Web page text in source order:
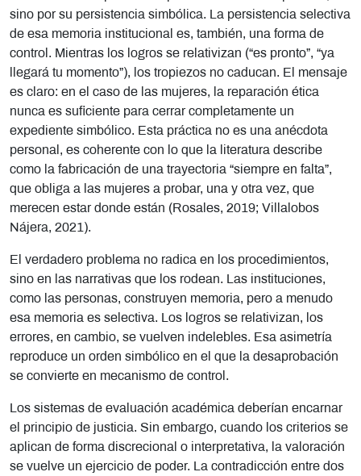
sino por su persistencia simbólica. La persistencia selectiva
de esa memoria institucional es, también, una forma de
control. Mientras los logros se relativizan (“es pronto”, “ya
llegará tu momento”), los tropiezos no caducan. El mensaje
es claro: en el caso de las mujeres, la reparación ética
nunca es suficiente para cerrar completamente un
expediente simbólico. Esta práctica no es una anécdota
personal, es coherente con lo que la literatura describe
como la fabricación de una trayectoria “siempre en falta”,
que obliga a las mujeres a probar, una y otra vez, que
merecen estar donde están (Rosales, 2019; Villalobos
Nájera, 2021).
El verdadero problema no radica en los procedimientos,
sino en las narrativas que los rodean. Las instituciones,
como las personas, construyen memoria, pero a menudo
esa memoria es selectiva. Los logros se relativizan, los
errores, en cambio, se vuelven indelebles. Esa asimetría
reproduce un orden simbólico en el que la desaprobación
se convierte en mecanismo de control.
Los sistemas de evaluación académica deberían encarnar
el principio de justicia. Sin embargo, cuando los criterios se
aplican de forma discrecional o interpretativa, la valoración
se vuelve un ejercicio de poder. La contradicción entre dos